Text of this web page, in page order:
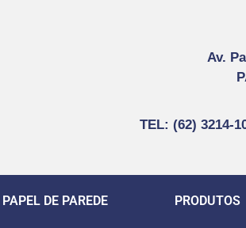
Av.
TEL: (62) 3214-
PAPEL DE PAREDE PRODUTOS